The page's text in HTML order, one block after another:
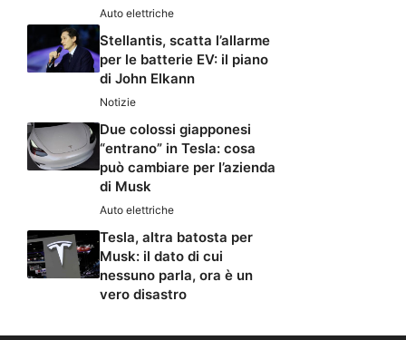
Auto elettriche
Stellantis, scatta l’allarme
per le batterie EV: il piano
di John Elkann
Notizie
Due colossi giapponesi
“entrano” in Tesla: cosa
può cambiare per l’azienda
di Musk
Auto elettriche
Tesla, altra batosta per
Musk: il dato di cui
nessuno parla, ora è un
vero disastro